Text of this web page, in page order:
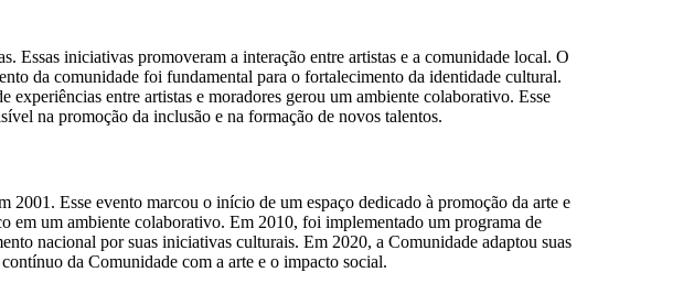
Essas iniciativas promoveram a interação entre artistas e a comunidade local. O
da comunidade foi fundamental para o fortalecimento da identidade cultural.
entre artistas e moradores gerou um ambiente colaborativo. Esse
na promoção da inclusão e na formação de novos talentos.
Esse evento marcou o início de um espaço dedicado à promoção da arte e
em um ambiente colaborativo. Em 2010, foi implementado um programa de
nacional por suas iniciativas culturais. Em 2020, a Comunidade adaptou suas
da Comunidade com a arte e o impacto social.